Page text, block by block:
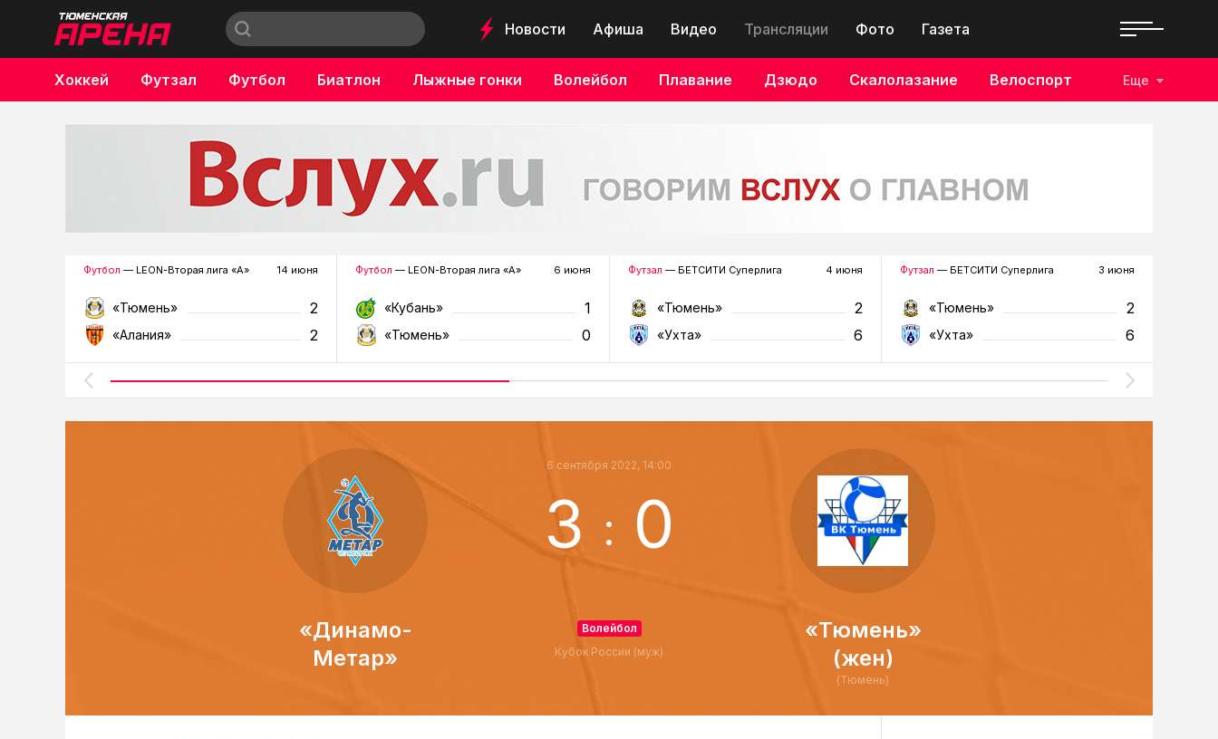
Новости Афиша Видео Трансляции Фото Газета
Хоккей Футзал Футбол Биатлон Лыжные гонки Волейбол Плавание Дзюдо Скалолазание Велоспорт
Бокс
Еще
Футбол — LEON-Вторая лига «А» 14 июня
«Тюмень» 2
«Алания» 2
Футбол — LEON-Вторая лига «А» 6 июня
«Кубань» 1
«Тюмень» 0
Футзал — БЕТСИТИ Суперлига 4 июня
«Тюмень» 2
«Ухта» 6
Футзал — БЕТСИТИ Суперлига 3 июня
«Тюмень» 2
«Ухта» 6
«Динамо-
Метар»
6 сентября 2022, 14:00
3 : 0
Волейбол
Кубок России (муж)
«Тюмень»
(жен)
(Тюмень)